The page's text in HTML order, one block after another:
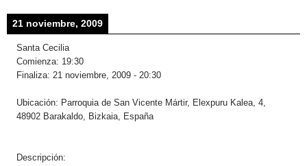
21 noviembre, 2009
Santa Cecilia
Comienza: 19:30
Finaliza: 21 noviembre, 2009 - 20:30
Ubicación: Parroquia de San Vicente Mártir, Elexpuru Kalea, 4,
48902 Barakaldo, Bizkaia, España
Descripción: